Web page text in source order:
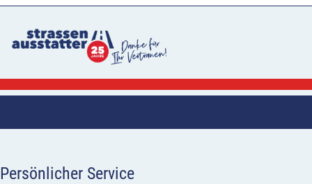
Persönlicher Service